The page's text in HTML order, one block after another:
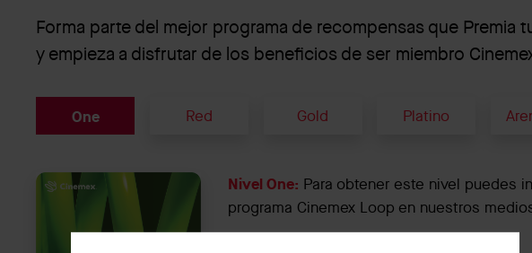
Forma parte del mejor programa de recompensas que Premia
y empieza a disfrutar de los beneficios de ser miembro
One Red Gold Platino
Nivel One: Para obtener este nivel puedes
programa Cinemex Loop en nuestros